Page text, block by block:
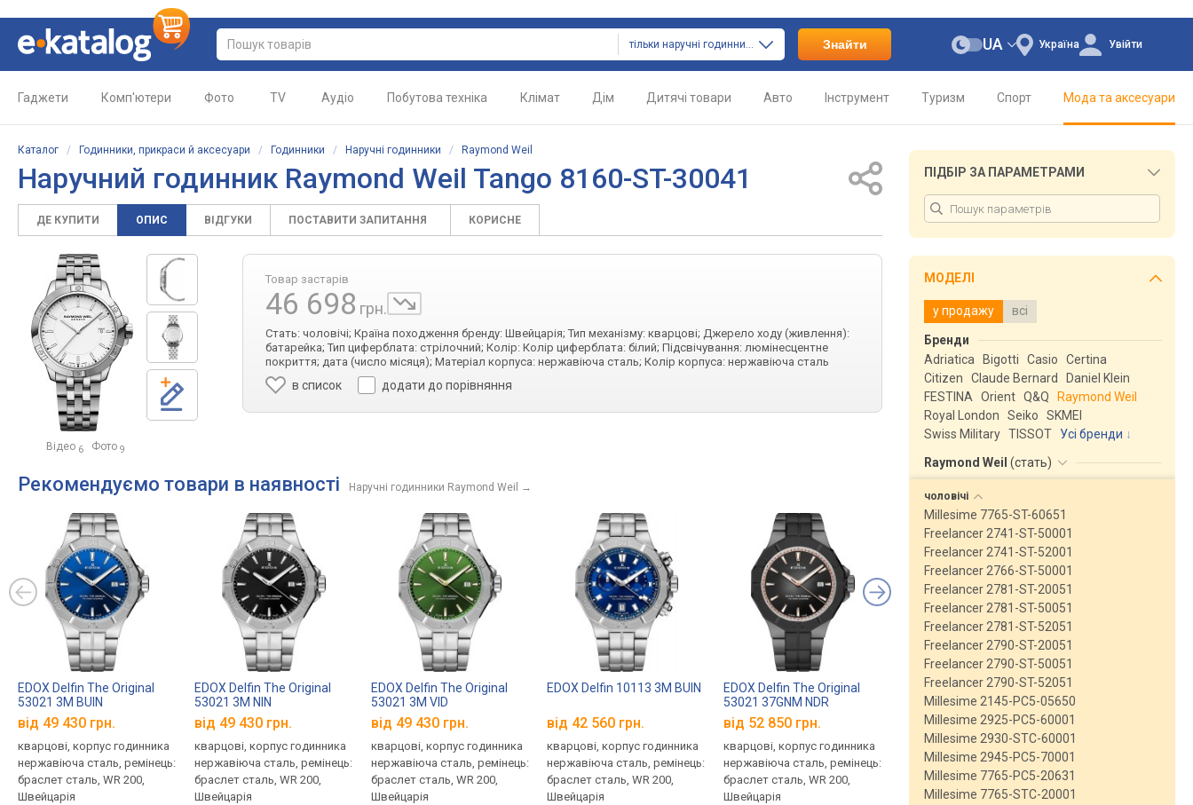
тільки наручні годинники Знайти Україна
UA Увійти
Гаджети Комп'ютери Фото TV Аудіо Побутова техніка Клімат Дім Дитячі товари Авто Інструмент Туризм Спорт Мода та аксесуари
Каталог / Годинники, прикраси й аксесуари / Годинники / Наручні годинники / Raymond Weil
Наручний годинник Raymond Weil Tango 8160-ST-30041
ДЕ КУПИТИ ОПИС ВІДГУКИ ПОСТАВИТИ ЗАПИТАННЯ КОРИСНЕ
Відео 6 Фото 9
Товар застарів
46 698 грн.
Стать: чоловічі; Країна походження бренду: Швейцарія; Тип механізму: кварцові; Джерело ходу (живлення):
батарейка; Тип циферблата: стрілочний; Колір: Колір циферблата: білий; Підсвічування: люмінесцентне
покриття; дата (число місяця); Матеріал корпуса: нержавіюча сталь; Колір корпуса: нержавіюча сталь
в список додати до порівняння
Рекомендуємо товари в наявності Наручні годинники Raymond Weil →
EDOX Delfin The Original
53021 3M BUIN
від 49 430 грн.
кварцові, корпус годинника
нержавіюча сталь, ремінець:
браслет сталь, WR 200,
Швейцарія
EDOX Delfin The Original
53021 3M NIN
від 49 430 грн.
кварцові, корпус годинника
нержавіюча сталь, ремінець:
браслет сталь, WR 200,
Швейцарія
EDOX Delfin The Original
53021 3M VID
від 49 430 грн.
кварцові, корпус годинника
нержавіюча сталь, ремінець:
браслет сталь, WR 200,
Швейцарія
EDOX Delfin 10113 3M BUIN
від 42 560 грн.
кварцові, корпус годинника
нержавіюча сталь, ремінець:
браслет сталь, WR 200,
Швейцарія
EDOX Delfin The Original
53021 37GNM NDR
від 52 850 грн.
кварцові, корпус годинника
нержавіюча сталь, ремінець:
браслет сталь, WR 200,
Швейцарія
EDOX Delfin The Original
53021 3GM GIN
від 52 850 грн.
кварцові, корпус годинника
нержавіюча сталь, ремінець:
браслет сталь, WR 200,
Швейцарія
ПІДБІР ЗА ПАРАМЕТРАМИ
МОДЕЛІ
у продажу всі
Бренди
Adriatica
Bigotti Casio
Certina
Citizen
Claude Bernard
Daniel Klein
FESTINA
Orient Q&Q
Raymond Weil
Royal London
Seiko
SKMEI
Swiss Military TISSOT
Усі бренди
Raymond Weil (стать)
чоловічі
Millesime 7765-ST-60651
Freelancer 2741-ST-50001
Freelancer 2741-ST-52001
Freelancer 2766-ST-50001
Freelancer 2781-ST-20051
Freelancer 2781-ST-50051
Freelancer 2781-ST-52051
Freelancer 2790-ST-20051
Freelancer 2790-ST-50051
Freelancer 2790-ST-52051
Millesime 2145-PC5-05650
Millesime 2925-PC5-60001
Millesime 2930-STC-60001
Millesime 2945-PC5-70001
Millesime 7765-PC5-20631
Millesime 7765-STC-20001